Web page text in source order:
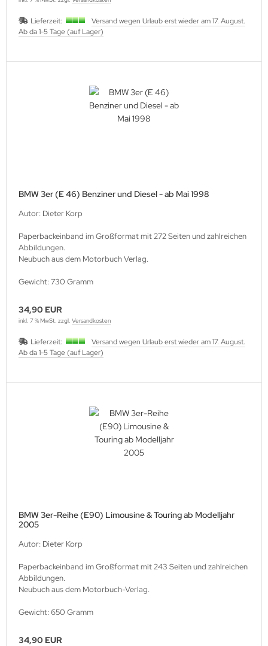
Lieferzeit:
Versand wegen Urlaub erst wieder am 17. August.
Ab da 1-5 Tage (auf Lager)
BMW 3er (E 46) Benziner und Diesel - ab Mai 1998
Autor: Dieter Korp
Paperbackeinband im Großformat mit 272 Seiten und zahlreichen
Abbildungen.
Neubuch aus dem Motorbuch Verlag.
Gewicht: 730 Gramm
34,90 EUR
inkl. 7 % MwSt. zzgl. Versandkosten
Lieferzeit:
Versand wegen Urlaub erst wieder am 17. August.
Ab da 1-5 Tage (auf Lager)
BMW 3er-Reihe (E90) Limousine & Touring ab Modelljahr
2005
Autor: Dieter Korp
Paperbackeinband im Großformat mit 243 Seiten und zahlreichen
Abbildungen.
Neubuch aus dem Motorbuch-Verlag.
Gewicht: 650 Gramm
34,90 EUR